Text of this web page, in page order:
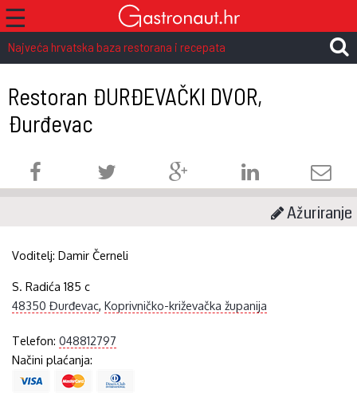
☰
Najveća hrvatska baza restorana i recepata
Restoran ĐURĐEVAČKI DVOR,
Đurđevac
Ažuriranje
Voditelj:Damir Černeli
S. Radića 185 c
48350 Đurđevac,Koprivničko-križevačka županija
Telefon:048812797
Načini plaćanja: